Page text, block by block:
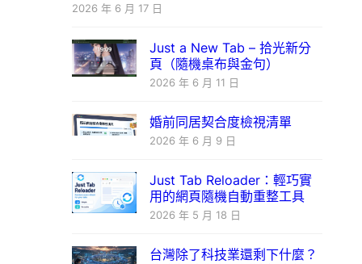
2026 年 6 月 17 日
Just a New Tab – 拾光新分
頁（隨機桌布與金句）
2026 年 6 月 11 日
婚前同居契合度檢視清單
2026 年 6 月 9 日
Just Tab Reloader：輕巧實
用的網頁隨機自動重整工具
2026 年 5 月 18 日
台灣除了科技業還剩下什麼？